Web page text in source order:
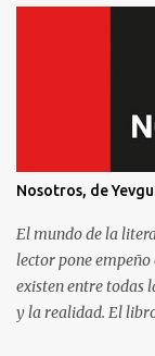
que aprovechan
que he pensado
comunes para
pasando aquí. Lo
de la
sistema que nos
asturianos.
Nosotros, de
El mundo de la
lector pone
existen entre todas
y la realidad. El